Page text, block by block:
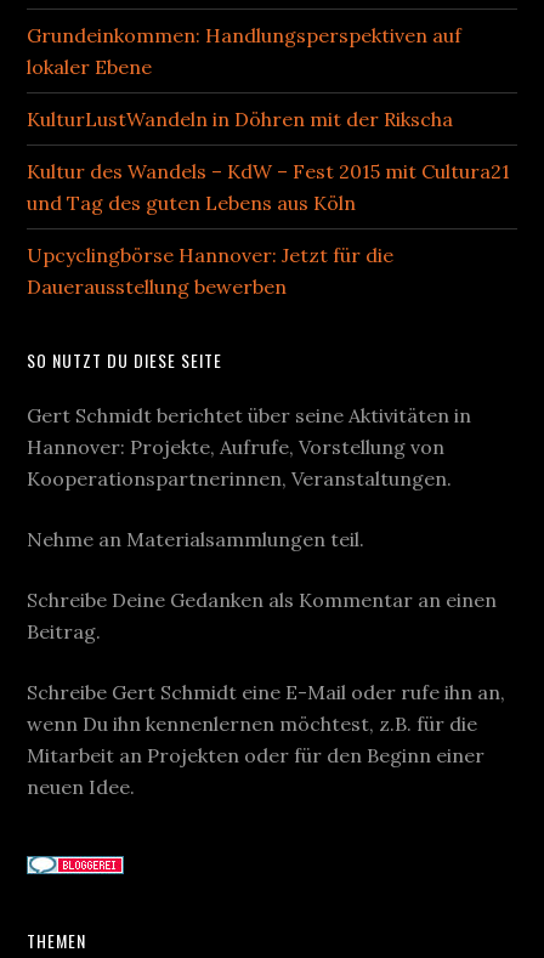
Grundeinkommen: Handlungsperspektiven auf
lokaler Ebene
KulturLustWandeln in Döhren mit der Rikscha
Kultur des Wandels – KdW – Fest 2015 mit Cultura21
und Tag des guten Lebens aus Köln
Upcyclingbörse Hannover: Jetzt für die
Dauerausstellung bewerben
SO NUTZT DU DIESE SEITE
Gert Schmidt berichtet über seine Aktivitäten in
Hannover: Projekte, Aufrufe, Vorstellung von
Kooperationspartnerinnen, Veranstaltungen.
Nehme an Materialsammlungen teil.
Schreibe Deine Gedanken als Kommentar an einen
Beitrag.
Schreibe Gert Schmidt eine E-Mail oder rufe ihn an,
wenn Du ihn kennenlernen möchtest, z.B. für die
Mitarbeit an Projekten oder für den Beginn einer
neuen Idee.
THEMEN